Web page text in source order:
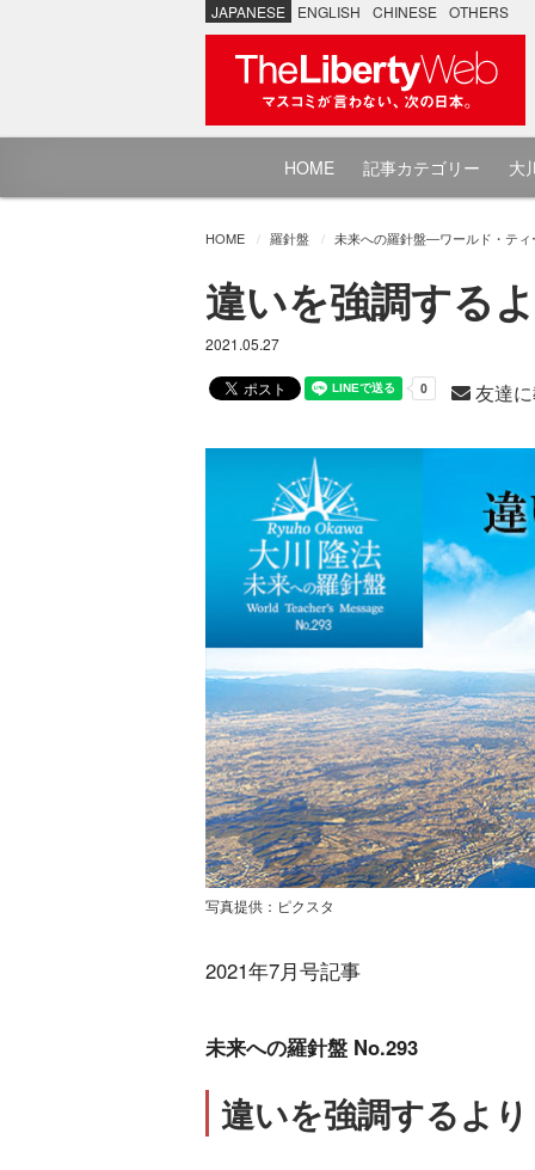
JAPANESE ENGLISH CHINESE OTHERS
HOME 記事カテゴリー 大
HOME 羅針盤 未来への羅針盤―ワールド・テ
違いを強調する
2021.05.27
友達
写真提供：ピクスタ
2021年7月号記事
未来への羅針盤 No.293
違いを強調するよ